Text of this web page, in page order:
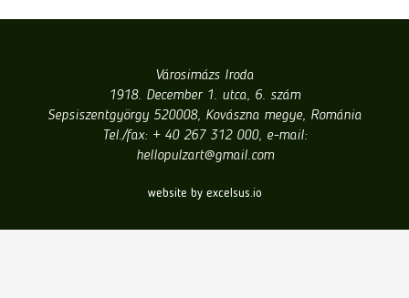
Városimázs Iroda
1918. December 1. utca, 6. szám
Sepsiszentgyörgy 520008, Kovászna megye, Románia
Tel./fax: + 40 267 312 000, e-mail:
hellopulzart@gmail.com
website by excelsus.io